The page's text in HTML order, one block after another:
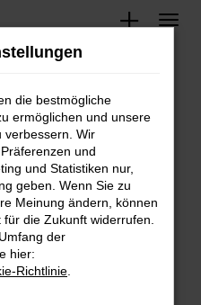
Error
dir helfen können:
und deine
zum Beispiel deine
die bestmögliche
ermöglichen und unsere
verbessern. Wir
und
und Statistiken nur,
geben. Wenn Sie zu
Meinung ändern, können
die Zukunft widerrufen.
der
hier:
Richtlinie